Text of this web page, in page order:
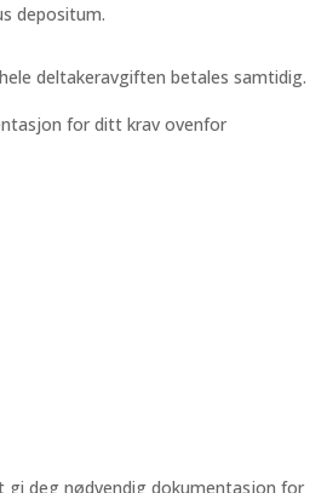
depositum.
deltakeravgiften betales samtidig.
for ditt krav ovenfor
gi deg nødvendig dokumentasjon for